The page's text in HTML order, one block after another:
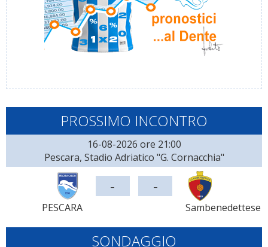
PROSSIMO INCONTRO
16-08-2026 ore 21:00
Pescara, Stadio Adriatico "G. Cornacchia"
PESCARA
- -
Sambenedettese
SONDAGGIO